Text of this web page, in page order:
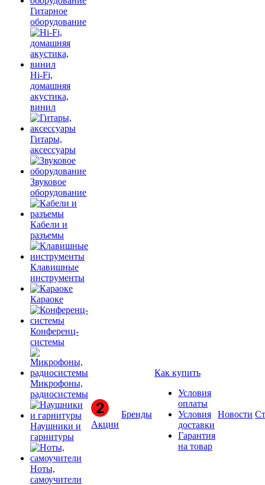
Гитарное
оборудование
Hi-Fi,
домашняя
акустика,
винил
Гитары,
аксессуары
Звуковое
оборудование
Кабели и
разъемы
Клавишные
инструменты
Караоке
Конференц-
системы
Микрофоны,
радиосистемы
Наушники и
гарнитуры
Ноты,
самоучители
Акции
Бренды
Как купить
Условия
оплаты
Условия
доставки
Гарантия
на товар
Новости